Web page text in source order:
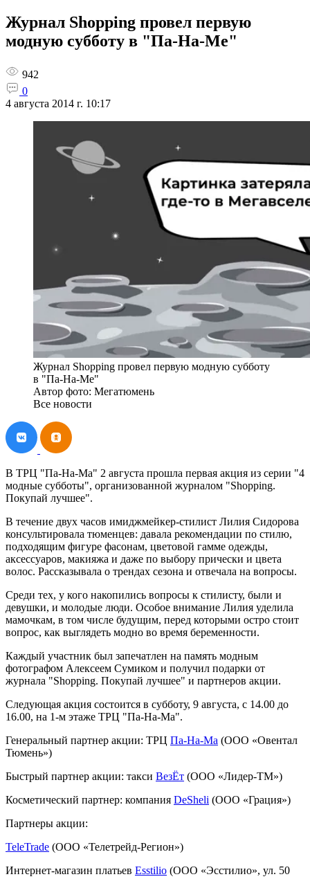
Журнал Shopping провел первую
модную субботу в "Па-На-Ме"
942
0
4 августа 2014 г. 10:17
Журнал Shopping провел первую модную субботу
в "Па-На-Ме"
Автор фото: Мегатюмень
Все новости
В ТРЦ "Па-На-Ма" 2 августа прошла первая акция из серии "4
модные субботы", организованной журналом "Shopping.
Покупай лучшее".
В течение двух часов имиджмейкер-стилист Лилия Сидорова
консультировала тюменцев: давала рекомендации по стилю,
подходящим фигуре фасонам, цветовой гамме одежды,
аксессуаров, макияжа и даже по выбору прически и цвета
волос. Рассказывала о трендах сезона и отвечала на вопросы.
Среди тех, у кого накопились вопросы к стилисту, были и
девушки, и молодые люди. Особое внимание Лилия уделила
мамочкам, в том числе будущим, перед которыми остро стоит
вопрос, как выглядеть модно во время беременности.
Каждый участник был запечатлен на память модным
фотографом Алексеем Сумиком и получил подарки от
журнала "Shopping. Покупай лучшее" и партнеров акции.
Следующая акция состоится в субботу, 9 августа, с 14.00 до
16.00, на 1-м этаже ТРЦ "Па-На-Ма".
Генеральный партнер акции: ТРЦ Па-На-Ма (ООО «Овентал
Тюмень»)
Быстрый партнер акции: такси ВезЁт (ООО «Лидер-ТМ»)
Косметический партнер: компания DeSheli (ООО «Грация»)
Партнеры акции:
TeleTrade (ООО «Телетрейд-Регион»)
Интернет-магазин платьев Esstilio (ООО «Эсстилио», ул. 50